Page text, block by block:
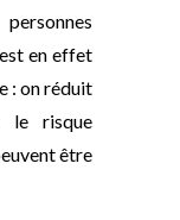
en effet
: on réduit
le risque
être